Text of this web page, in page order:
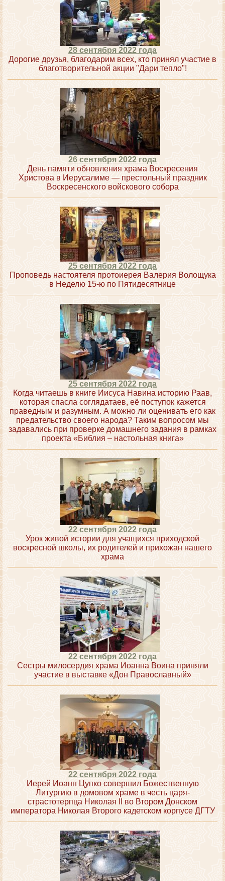
28 сентября 2022 года
Дорогие друзья, благодарим всех, кто принял участие в
благотворительной акции "Дари тепло"!
26 сентября 2022 года
День памяти обновления храма Воскресения
Христова в Иерусалиме — престольный праздник
Воскресенского войскового собора
25 сентября 2022 года
Проповедь настоятеля протоиерея Валерия Волощука
в Неделю 15-ю по Пятидесятнице
25 сентября 2022 года
Когда читаешь в книге Иисуса Навина историю Раав,
которая спасла соглядатаев, её поступок кажется
праведным и разумным. А можно ли оценивать его как
предательство своего народа? Таким вопросом мы
задавались при проверке домашнего задания в рамках
проекта «Библия – настольная книга»
22 сентября 2022 года
Урок живой истории для учащихся приходской
воскресной школы, их родителей и прихожан нашего
храма
22 сентября 2022 года
Сестры милосердия храма Иоанна Воина приняли
участие в выставке «Дон Православный»
22 сентября 2022 года
Иерей Иоанн Цупко совершил Божественную
Литургию в домовом храме в честь царя-
страстотерпца Николая II во Втором Донском
императора Николая Второго кадетском корпусе ДГТУ